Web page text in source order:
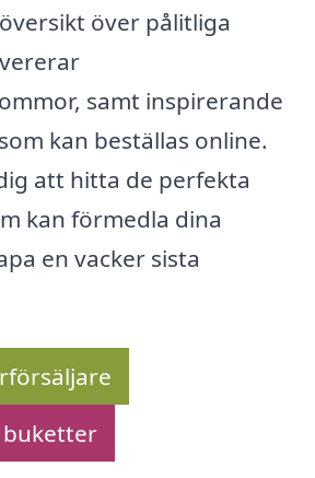
över pålitliga
samt inspirerande
kan beställas online.
att hitta de perfekta
kan förmedla dina
en vacker sista
buketter